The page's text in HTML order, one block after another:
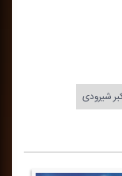
شیرودی